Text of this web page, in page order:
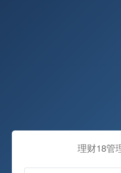
理财18管